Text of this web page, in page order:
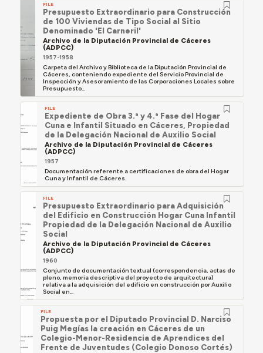
FILE
Presupuesto Extraordinario para Construcción
de 100 Viviendas de Tipo Social al Sitio
Denominado 'El Carneril'
Archivo de la Diputación Provincial de Cáceres
(ADPCC)
1957-1958
Carpeta del Archivo y Biblioteca de la Diputación Provincial de
Cáceres, conteniendo expediente del Servicio Provincial de
Inspección y Asesoramiento de las Corporaciones Locales sobre
Presupuesto...
FILE
Expediente de Obra 3.ª y 4.ª Fase del Hogar
Cuna e Infantil Situado en Cáceres, Propiedad
de la Delegación Nacional de Auxilio Social
Archivo de la Diputación Provincial de Cáceres
(ADPCC)
1957
Documentación referente a certificaciones de obra del Hogar
Cuna y Infantil de Cáceres.
FILE
Presupuesto Extraordinario para Adquisición
del Edificio en Construcción Hogar Cuna Infantil
Propiedad de la Delegación Nacional de Auxilio
Social
Archivo de la Diputación Provincial de Cáceres
(ADPCC)
1960
Conjunto de documentación textual (correspondencia, actas de
pleno, memoria descriptiva del proyecto de arquitectura)
relativa a la adquisición del edificio en construcción por Auxilio
Social en...
FILE
Propuesta por el Diputado Provincial D. Narciso
Puig Megías la creación en Cáceres de un
Colegio-Menor-Residencia de Aprendices del
Frente de Juventudes (Colegio Donoso Cortés)